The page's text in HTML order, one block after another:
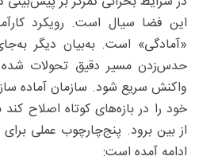
این فضا سیال است. رویکرد
«آمادگی» است. به‌بیان دیگر
حدس‌زدن مسیر دقیق تحولات
واکنش سریع شود. سازمان آماده
خود را در بازه‌های کوتاه اصلاح
از بین برود. پنج‌چارچوب عملی
ادامه آمده است: